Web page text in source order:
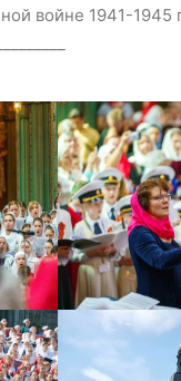
войне 1941-